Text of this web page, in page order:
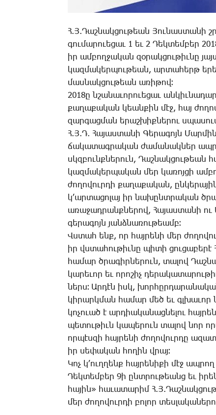
Հ.Յ.­Դաշ­նակ­ցու­թեան ­Յու­նաս­տա­նի
գու­մա­րո­ւե­ցաւ 1 եւ 2 ­Դեկ­տեմ­բեր
իր ամ­բող­ջա­կան զօ­րակ­ցու­թիւ­նը
կազ­մա­կեր­պու­թեան, ար­տա­հերթ
մաս­նակ­ցու­թեան ա­ռի­թով։
2018ը նշա­նա­ւո­րո­ւե­ցաւ
քա­ղա­քա­կան կեան­քին մէջ, հայ
զար­գաց­ման ե­րաշ­խիք­նե­րու
Հ.Յ.Դ. ­Հա­յաս­տա­նի ­Գե­րա­գոյն
ճա­կա­տագ­րա­կան ժամանակներ
սկզբունք­նե­րուն, ­Դաշ­նակ­ցու­թեան
կազ­մա­կեր­պա­կան մեր կա­ռոյ­ցի
ժո­ղո­վուր­դի քա­ղա­քա­կան,
կ­՚ար­տա­ցո­լայ իր նա­խընտ­րա­կան
ա­ռա­ջադ­րանք­նե­րով, ­Հա­յաս­տա­նի
գե­րա­գոյն յանձ­նա­ռու­թեամբ։
Վս­տահ ենք, որ հայ­րե­նի մեր
իր վստա­հու­թիւ­նը պի­տի
հա­մար ծրա­գիր­նե­րուն, տա­լով
կա­րե­ւոր եւ ո­րո­շիչ
ներս։ Ար­դէն իսկ,
կի­րարկ­ման հա­մար մեծ եւ գլխա­ւոր
կո­չո­ւած է ար­դիա­կա­նաց­նե­լու
պե­տու­թիւն կա­պե­րուն տա­լով նոր
որ­պէս­զի հայ­րե­նի ժո­ղո­վուր­դը
իր սե­փա­կան հո­ղին վրայ։
­Կոչ կ­՚ուղ­ղենք հայ­րե­նի­քի մէջ
­Դեկ­տեմ­բեր 9ի ընտ­րու­թեանց եւ
հա­յին» հաւատարիմ
մեր ժո­ղո­վուր­դի բո­լոր